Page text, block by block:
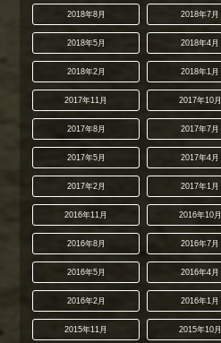
2018年8月 2018年7月
2018年5月 2018年4月
2018年2月 2018年1月
2017年11月 2017年10月
2017年8月 2017年7月
2017年5月 2017年4月
2017年2月 2017年1月
2016年11月 2016年10月
2016年8月 2016年7月
2016年5月 2016年4月
2016年2月 2016年1月
2015年11月 2015年10月